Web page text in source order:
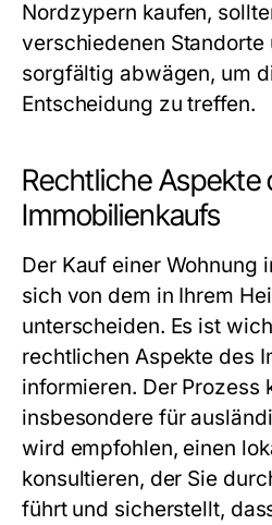
Nordzypern kaufen,
verschiedenen Standorte
sorgfältig abwägen, um
Entscheidung zu treffen.
Rechtliche Aspekte
Immobilienkaufs
Der Kauf einer Wohnung
sich von dem in Ihrem
unterscheiden. Es ist
rechtlichen Aspekte des
informieren. Der Prozess
insbesondere für
wird empfohlen, einen
konsultieren, der Sie
führt und sicherstellt,